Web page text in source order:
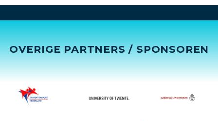
OVERIGE PARTNERS / SPONSOREN